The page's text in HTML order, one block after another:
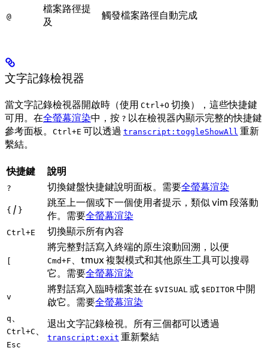
@
檔案路徑提
及
觸發檔案路徑自動完成
文字記錄檢視器
當文字記錄檢視器開啟時（使用 Ctrl+O 切換），這些快捷鍵
可用。在全螢幕渲染中，按 ? 以在檢視器內顯示完整的快捷鍵
參考面板。
Ctrl+E 可以透過 transcript:toggleShowAll 重新
繫結。
快捷鍵 說明
? 切換鍵盤快捷鍵說明面板。需要全螢幕渲染
{ / }
跳至上一個或下一個使用者提示，類似 vim 段落動
作。需要全螢幕渲染
Ctrl+E 切換顯示所有內容
將完整對話寫入終端的原生滾動回溯，以便
Cmd+F 、tmux 複製模式和其他原生工具可以搜尋
它。需要全螢幕渲染
v
將對話寫入臨時檔案並在 $VISUAL 或 $EDITOR 中開
啟它。需要全螢幕渲染
q 、
Ctrl+C 、
Esc
退出文字記錄檢視。所有三個都可以透過
transcript:exit 重新繫結